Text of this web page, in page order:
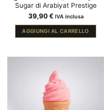
Sugar di Arabiyat Prestige
39,90€ IVA inclusa
AGGIUNGI AL CARRELLO